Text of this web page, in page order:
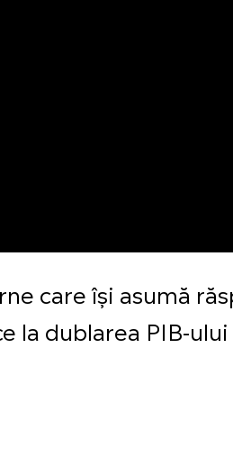
care își asumă
la dublarea PIB-